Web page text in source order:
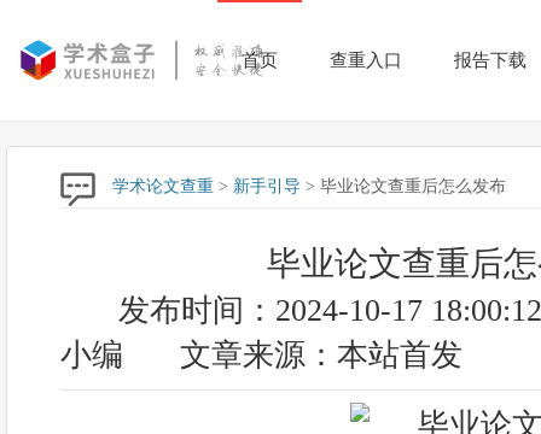
首页 查重入口 报告下载
学术论文查重 > 新手引导 > 毕业论文查重后怎么发布
毕业论文查重后
发布时间：2024-10-17 18:00:12
小编
文章来源：本站首发